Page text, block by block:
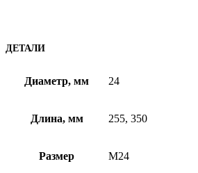
ДЕТАЛИ
Диаметр, мм 24
Длина, мм 255, 350
Размер M24